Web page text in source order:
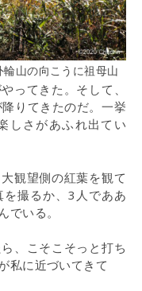
山の向こうに祖母山
ってきた。そして、
りてきたのだ。一挙
しさがあふれ出てい
観望側の紅葉を観て
撮るか、3人でああ
でいる。
、こそこそっと打ち
私に近づいてきて